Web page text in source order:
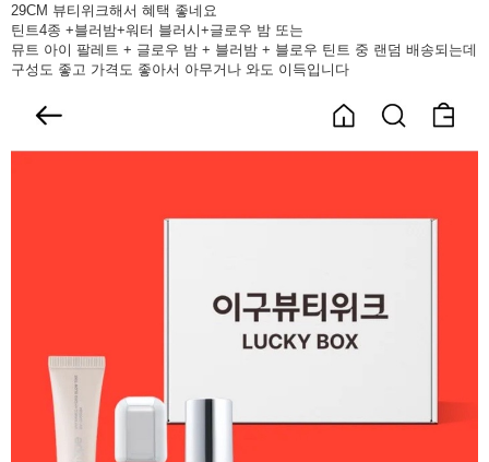
29CM 뷰티위크해서 혜택 좋네요
틴트4종 +블러밤+워터 블러시+글로우 밤 또는
뮤트 아이 팔레트 + 글로우 밤 + 블러밤 + 블로우 틴트 중 랜덤 배송되는데
구성도 좋고 가격도 좋아서 아무거나 와도 이득입니다